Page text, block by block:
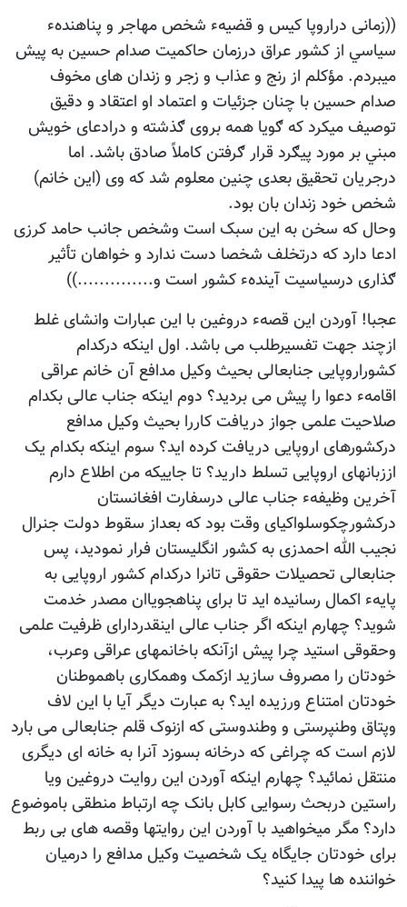
((زمانی دراروپا کیس و قضیهء شخص مهاجر و پناهندهء
سیاسي از کشور عراق درزمان حاکمیت صدام حسین به پیش
میبردم. مؤکلم از رنج و عذاب و زجر و زندان های مخوف
صدام حسین با چنان جزئیات و اعتماد او اعتقاد و دقیق
توصیف میکرد که ګویا همه بروی ګذشته و درادعای خویش
مبني بر مورد پیګرد قرار ګرفتن کاملاً صادق باشد. اما
درجریان تحقیق بعدی چنین معلوم شد که وی (این خانم)
شخص خود زندان بان بود.
وحال که سخن به این سبک است وشخص جانب حامد کرزی
ادعا دارد که درتخلف شخصا دست ندارد و خواهان تأثیر
ګذاری درسیاسیت آیندهء کشور است و..............))
عجبا! آوردن این قصهء دروغین با این عبارات وانشای غلط
ازچند جهت تفسیرطلب می باشد. اول اینکه درکدام
کشوراروپایی جنابعالی بحیث وکیل مدافع آن خانم عراقی
اقامهء دعوا را پیش می بردید؟ دوم اینکه جناب عالی بکدام
صلاحیت علمی جواز دریافت کاررا بحیث وکیل مدافع
درکشورهای اروپایی دریافت کرده اید؟ سوم اینکه بکدام یک
اززبانهای اروپایی تسلط دارید؟ تا جاییکه من اطلاع دارم
آخرین وظیفهء جناب عالی درسفارت افغانستان
درکشورچکوسلواکیای وقت بود که بعداز سقوط دولت جنرال
نجیب الله احمدزی به کشور انگلیستان فرار نمودید، پس
جنابعالی تحصیلات حقوقی تانرا درکدام کشور اروپایی به
پایهء اکمال رسانیده اید تا برای پناهجویاان مصدر خدمت
شوید؟ چهارم اینکه اگر جناب عالی اینقدردارای ظرفیت علمی
وحقوقی استید چرا پیش ازآنکه باخانمهای عراقی وعرب،
خودتان را مصروف سازید ازکمک وهمکاری باهموطنان
خودتان امتناع ورزیده اید؟ به عبارت دیگر آیا با این لاف
وپتاق وطنپرستی و وطندوستی که ازنوک قلم جنابعالی می بارد
لازم است که چراغی که درخانه بسوزد آنرا به خانه ای دیگری
منتقل نمائید؟ چهارم اینکه آوردن این روایت دروغین ویا
راستین دربحث رسوایی کابل بانک چه ارتباط منطقی باموضوع
دارد؟ مگر میخواهید با آوردن این روایتها وقصه های بی ربط
برای خودتان جایگاه یک شخصیت وکیل مدافع را درمیان
خواننده ها پیدا کنید؟